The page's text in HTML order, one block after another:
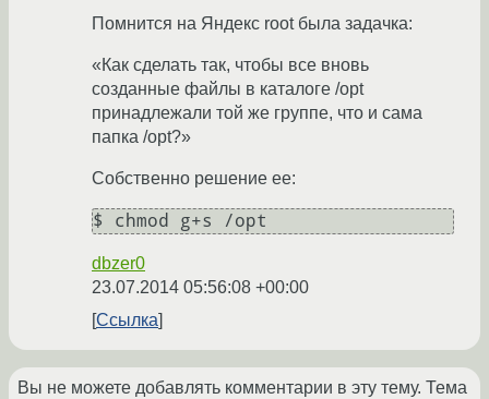
Помнится на Яндекс root была задачка:
«Как сделать так, чтобы все вновь
созданные файлы в каталоге /opt
принадлежали той же группе, что и сама
папка /opt?»
Собственно решение ее:
$ chmod g+s /opt
dbzer0
23.07.2014 05:56:08 +00:00
Ссылка
Вы не можете добавлять комментарии в эту тему. Тема